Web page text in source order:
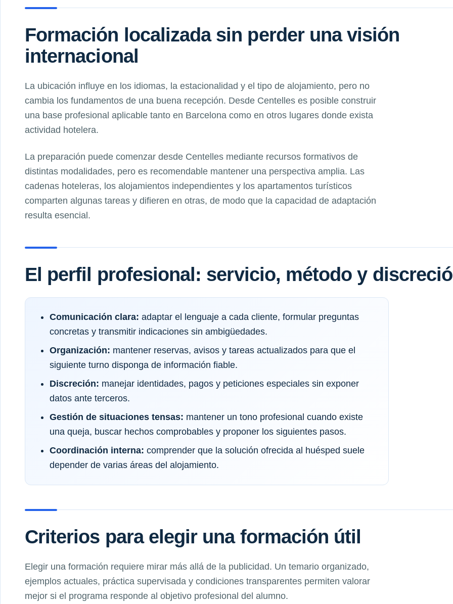
Formación localizada sin perder una visión
internacional
La ubicación influye en los idiomas, la estacionalidad y el tipo de alojamiento, pero no
cambia los fundamentos de una buena recepción. Desde Centelles es posible construir
una base profesional aplicable tanto en Barcelona como en otros lugares donde exista
actividad hotelera.
La preparación puede comenzar desde Centelles mediante recursos formativos de
distintas modalidades, pero es recomendable mantener una perspectiva amplia. Las
cadenas hoteleras, los alojamientos independientes y los apartamentos turísticos
comparten algunas tareas y difieren en otras, de modo que la capacidad de adaptación
resulta esencial.
El perfil profesional: servicio, método y
Comunicación clara: adaptar el lenguaje a cada cliente, formular preguntas
concretas y transmitir indicaciones sin ambigüedades.
Organización: mantener reservas, avisos y tareas actualizados para que el
siguiente turno disponga de información fiable.
Discreción: manejar identidades, pagos y peticiones especiales sin exponer
datos ante terceros.
Gestión de situaciones tensas: mantener un tono profesional cuando existe
una queja, buscar hechos comprobables y proponer los siguientes pasos.
Coordinación interna: comprender que la solución ofrecida al huésped suele
depender de varias áreas del alojamiento.
Criterios para elegir una formación útil
Elegir una formación requiere mirar más allá de la publicidad. Un temario organizado,
ejemplos actuales, práctica supervisada y condiciones transparentes permiten valorar
mejor si el programa responde al objetivo profesional del alumno.